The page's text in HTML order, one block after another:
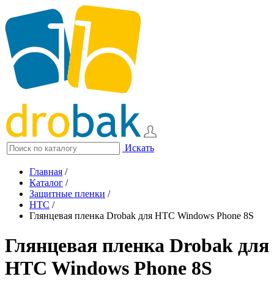
Искать
Главная /
Каталог /
Защитные пленки /
HTC /
Глянцевая пленка Drobak для HTC Windows Phone 8S
Глянцевая пленка Drobak для
HTC Windows Phone 8S